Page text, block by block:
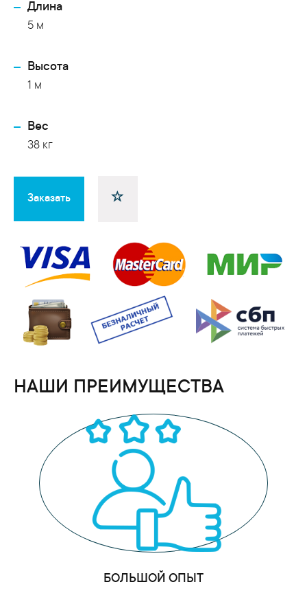
Длина
5 м
Высота
1 м
Вес
38 кг
Заказать
НАШИ ПРЕИМУЩЕСТВА
БОЛЬШОЙ ОПЫТ